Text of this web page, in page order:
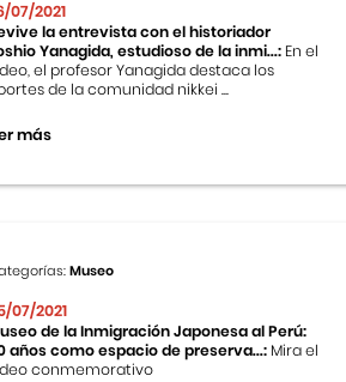
07/2021
la entrevista con el historiador
Yanagida, estudioso de la inmi...: En el
el profesor Yanagida destaca los
de la comunidad nikkei ...
más
Museo
07/2021
de la Inmigración Japonesa al Perú:
años como espacio de preserva...: Mira el
conmemorativo